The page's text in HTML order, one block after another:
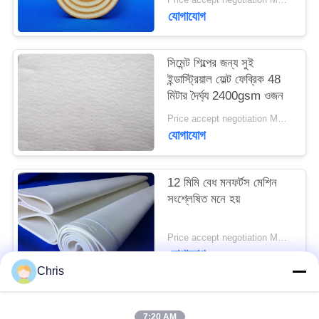
PRIVACY
POLICY
যোগাযোগ
সিমেন্ট শিল্পের জন্য সুই
ইন্ডাস্ট্রিয়াল ফেল্ট ফেব্রিক 48
মিটার দৈর্ঘ্য 2400gsm ওজন
Price accept negotiation MOQ:এক পিসি
যোগাযোগ
12 মিমি বেধ মনফর্টস মেশিন
সংশ্লেষিত মনে হয়
Price accept negotiation MOQ:1 টুকরা
যোগাযোগ
Chris
7:20 AM